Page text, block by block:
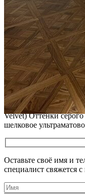
ПОЛЫ, ПОКРЫТЫЕ
НЕБОЛЬШИХ
Читать полностью
12.01.2026
РЕСТАВРАЦИЯ
ПОЛЫ, ПОКРЫТЫЕ
Читать полностью
12.01.2026
Все новости о Coswick
Широкоформатная
Velvet) Оттенки
шелковое
Оставьте своё имя и
специалист свяжется